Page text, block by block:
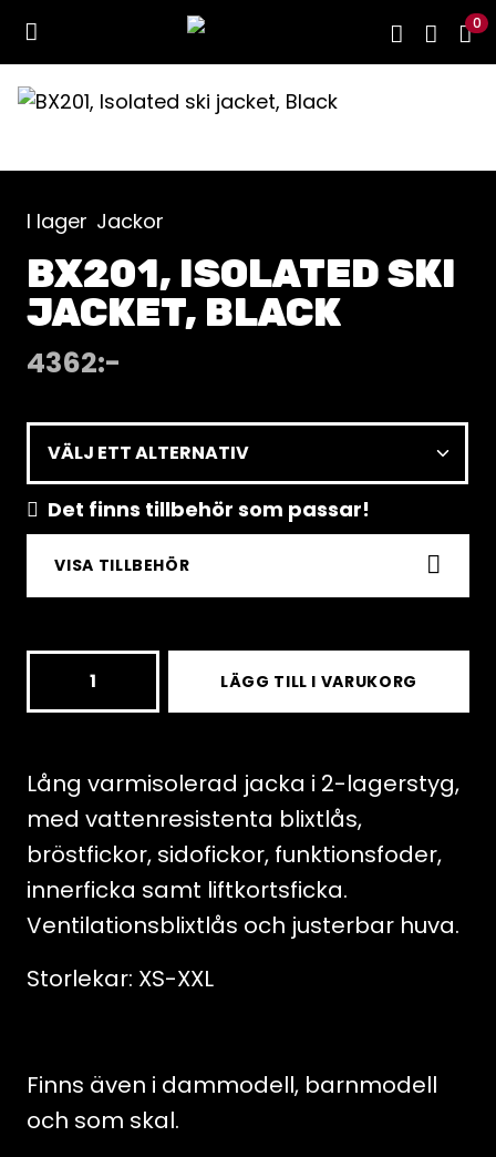
0
I lager Jackor
BX201, ISOLATED SKI
JACKET, BLACK
4362:-
Det finns tillbehör som passar!
VISA TILLBEHÖR
jacket,
Black
mängd
LÄGG TILL I VARUKORG
Lång varmisolerad jacka i 2-lagerstyg,
med vattenresistenta blixtlås,
bröstfickor, sidofickor, funktionsfoder,
innerficka samt liftkortsficka.
Ventilationsblixtlås och justerbar huva.
Storlekar: XS-XXL
Finns även i dammodell, barnmodell
och som skal.